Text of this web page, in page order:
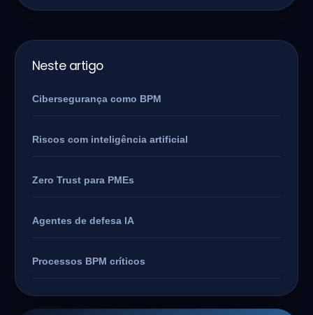
Neste artigo
Cibersegurança como BPM
Riscos com inteligência artificial
Zero Trust para PMEs
Agentes de defesa IA
Processos BPM críticos